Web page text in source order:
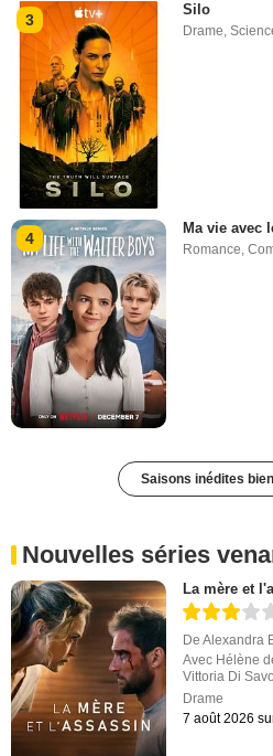
3
Silo
Drame,
4
Ma vie avec
Romance,
Saisons inédites
Nouvelles séries
La mère et
DeAlexandra
Avec Hélène
Vittoria Di
Drame
7 août 2026